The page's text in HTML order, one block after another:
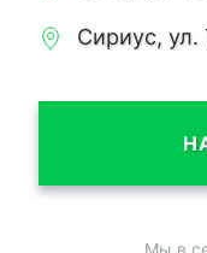
Сириус, ул.
Мы в